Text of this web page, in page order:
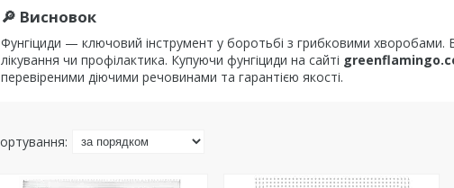
🔎 Висновок
Фунгіциди — ключовий інструмент у боротьбі з грибковими хворобами.
лікування чи профілактика. Купуючи фунгіциди на сайті
перевіреними діючими речовинами та гарантією якості.